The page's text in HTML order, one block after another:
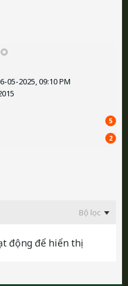
05-2025, 09:10 PM
5
2
Bộ lọc
động để hiển thị